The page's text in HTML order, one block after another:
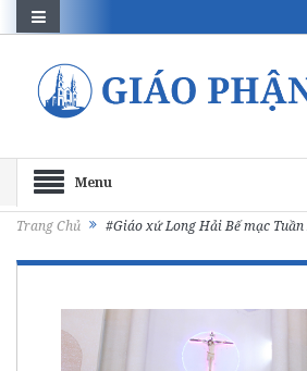
Menu
Trang Chủ #Giáo xứ Long Hải Bế mạc